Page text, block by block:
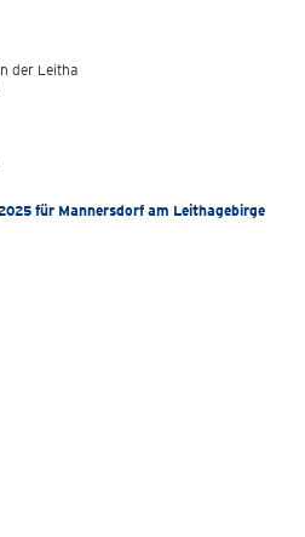
der Leitha
für Mannersdorf am Leithagebirge